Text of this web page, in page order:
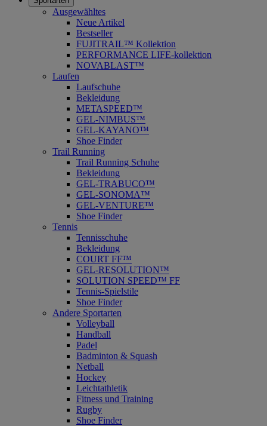
Ausgewähltes
Neue Artikel
Bestseller
FUJITRAIL™ Kollektion
PERFORMANCE LIFE-kollektion
NOVABLAST™
Laufen
Laufschuhe
Bekleidung
METASPEED™
GEL-NIMBUS™
GEL-KAYANO™
Shoe Finder
Trail Running
Trail Running Schuhe
Bekleidung
GEL-TRABUCO™
GEL-SONOMA™
GEL-VENTURE™
Shoe Finder
Tennis
Tennisschuhe
Bekleidung
COURT FF™
GEL-RESOLUTION™
SOLUTION SPEED™ FF
Tennis-Spielstile
Shoe Finder
Andere Sportarten
Volleyball
Handball
Padel
Badminton & Squash
Netball
Hockey
Leichtathletik
Fitness und Training
Rugby
Shoe Finder